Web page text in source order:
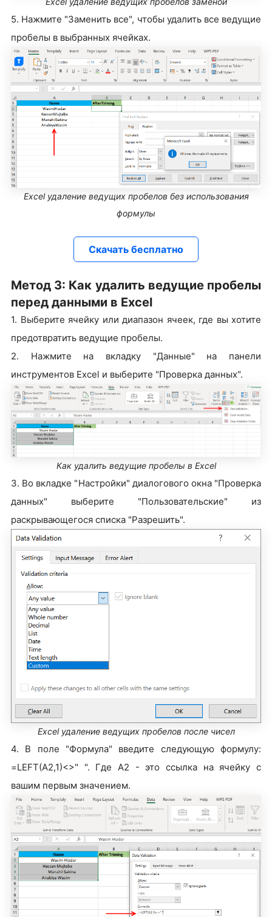
5. Нажмите "Заменить все", чтобы удалить все ведущие
пробелы в выбранных ячейках.
Excel удаление ведущих пробелов без использования
формулы
Скачать бесплатно
Метод 3: Как удалить ведущие пробелы
перед данными в Excel
1. Выберите ячейку или диапазон ячеек, где вы хотите
предотвратить ведущие пробелы.
2. Нажмите на вкладку "Данные" на панели
инструментов Excel и выберите "Проверка данных".
Как удалить ведущие пробелы в Excel
3. Во вкладке "Настройки" диалогового окна "Проверка
данных" выберите "Пользовательские" из
раскрывающегося списка "Разрешить".
Excel удаление ведущих пробелов после чисел
4. В поле "Формула" введите следующую формулу:
=LEFT(A2,1)<>" ". Где A2 - это ссылка на ячейку с
вашим первым значением.